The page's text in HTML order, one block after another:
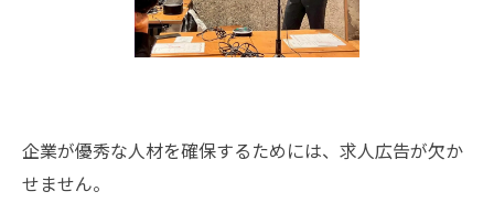
企業が優秀な人材を確保するためには、求人広告が欠か
せません。